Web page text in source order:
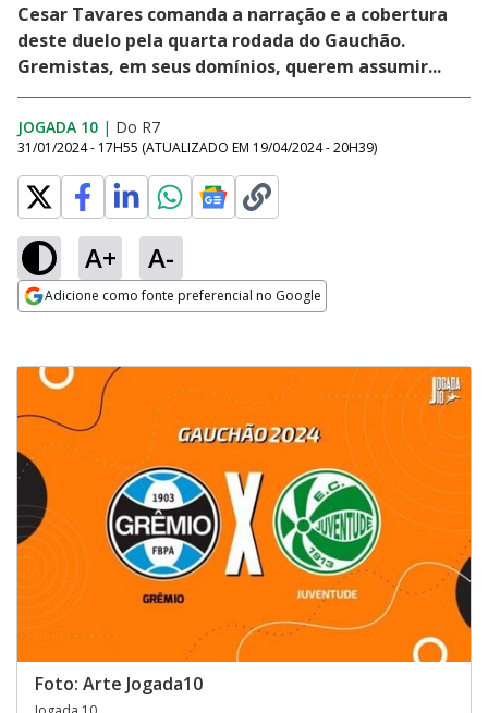
Cesar Tavares comanda a narração e a cobertura
deste duelo pela quarta rodada do Gauchão.
Gremistas, em seus domínios, querem assumir...
JOGADA 10 | Do R7
31/01/2024 - 17H55 (ATUALIZADO EM 19/04/2024 - 20H39)
A+ A-
Adicione como fonte preferencial no Google
Foto: Arte Jogada10